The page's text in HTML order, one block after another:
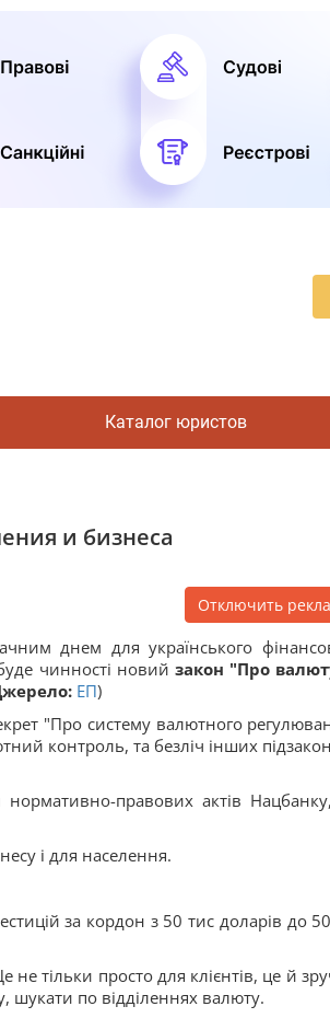
Каталог юристов
и бизнеса
Отключить
днем для українського
чинності новий закон "Про
ЕП)
"Про систему валютного
контроль, та безліч інших
правових актів
і для населення.
за кордон з 50 тис доларів до
тільки просто для клієнтів, це й
шукати по відділеннях валюту.